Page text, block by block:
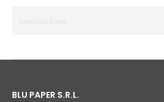
BLU PAPER S.R.L.